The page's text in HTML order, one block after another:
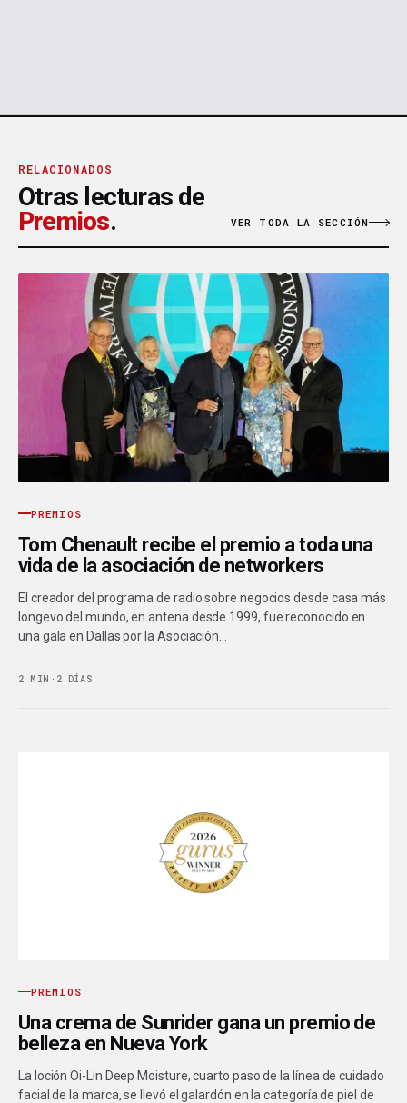
RELACIONADOS
Otras lecturas de
Premios. VER TODA LA SECCIÓN
PREMIOS
Tom Chenault recibe el premio a toda una
vida de la asociación de networkers
El creador del programa de radio sobre negocios desde casa más
longevo del mundo, en antena desde 1999, fue reconocido en
una gala en Dallas por la Asociación…
2 MIN · 2 DÍAS
PREMIOS
Una crema de Sunrider gana un premio de
belleza en Nueva York
La loción Oi-Lin Deep Moisture, cuarto paso de la línea de cuidado
facial de la marca, se llevó el galardón en la categoría de piel de